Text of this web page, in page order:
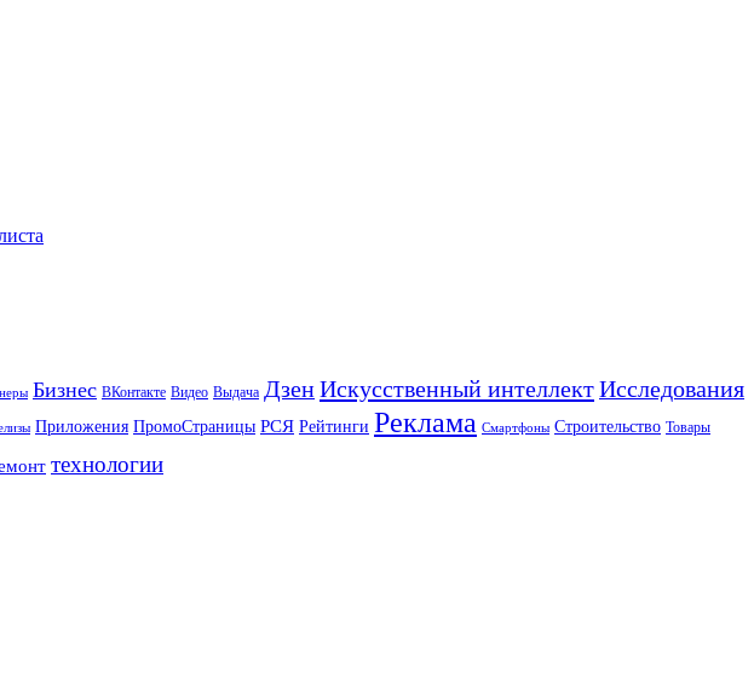
Бизнес ВКонтакте Видео Выдача ДзенИскусственный интеллектИсследования
Приложения ПромоСтраницы РСЯ Рейтинги Реклама Смартфоны Строительство Товары
технологии